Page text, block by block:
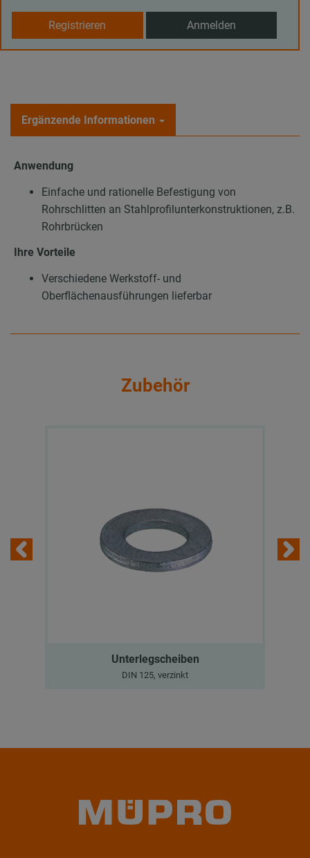
Registrieren Anmelden
Ergänzende Informationen
Anwendung
Einfache und rationelle Befestigung von
Rohrschlitten an Stahlprofilunterkonstruktionen, z.B.
Rohrbrücken
Ihre Vorteile
Verschiedene Werkstoff- und
Oberflächenausführungen lieferbar
Zubehör
Unterlegscheiben
DIN 125, verzinkt